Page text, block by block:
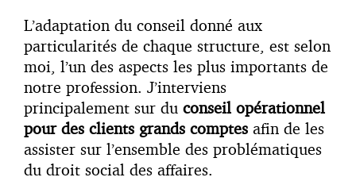
L’adaptation du conseil donné aux
particularités de chaque structure, est selon
moi, l’un des aspects les plus importants de
notre profession. J’interviens
principalement sur du conseil opérationnel
pour des clients grands comptes afin de les
assister sur l’ensemble des problématiques
du droit social des affaires.